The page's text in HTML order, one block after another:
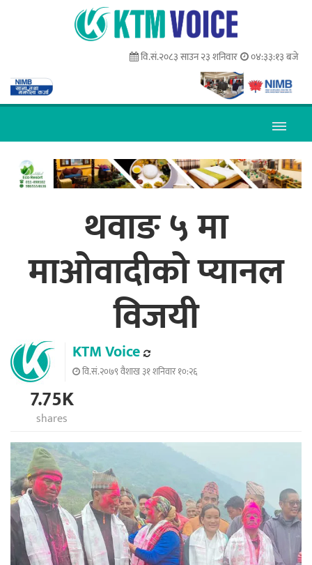
वि.सं.२०८३ साउन २३ शनिवार ०४:३३:१४ बजे
थवाङ ५ मा
माओवादीको प्यानल
विजयी
KTM Voice
वि.सं.२०७९ वैशाख ३१ शनिवार १०:२६
7.75K
shares